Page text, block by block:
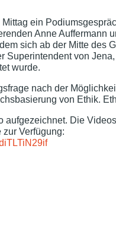
Mittag ein
Anne Auffermann
sich ab der Mitte des
Superintendent von
wurde.
nach der
von Ethik.
aufgezeichnet. Die
Verfügung: